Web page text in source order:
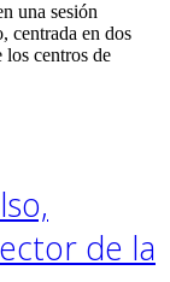
una sesión
centrada en dos
centros de
de la